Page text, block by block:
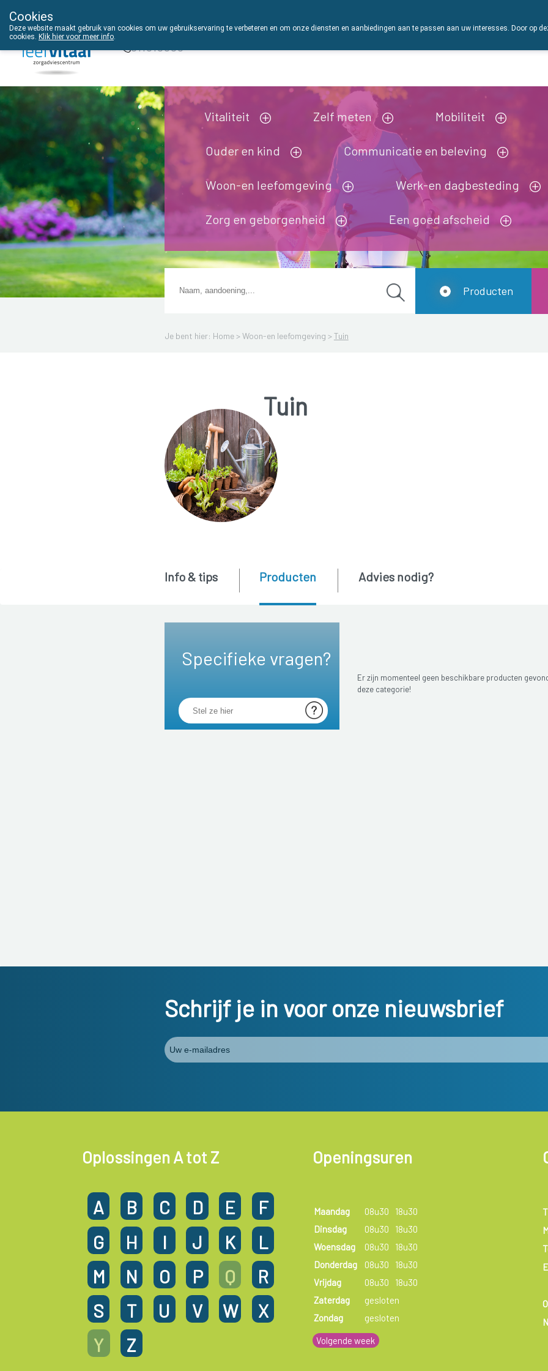
THUISZORGADVIES
011610303
Vitaliteit Zelf meten Mobiliteit
Ouder en kind Communicatie en beleving
Woon-en leefomgeving Werk-en dagbesteding
Zorg en geborgenheid Een goed afscheid
Je bent hier: Home >Woon-en leefomgeving >Tuin
Producten
Tuin
Specifieke vragen?
Info & tips Producten Advies nodig?
Er zijn momenteel geen beschikbare producten
deze categorie!
Schrijf je in voor onze nieuwsbrief
Oplossingen A tot Z
A B C D E
F
G
H I J K
L
M
N O P Q
R
S
T U V W
X
Y
Z
Openingsuren
Maandag 08u30
18u30
Dinsdag
08u30
18u30
Woensdag
08u30
18u30
Donderdag
08u30
18u30
Vrijdag
08u30
18u30
Zaterdag
gesloten
Zondag
gesloten
Volgende week
Cookies
Deze website maakt gebruik van cookies om uw gebruikservaring te verbeteren en om onze diensten en aanbiedingen aan te passen aan uw interesses. Door op
cookies. Klik hier voor meer info.